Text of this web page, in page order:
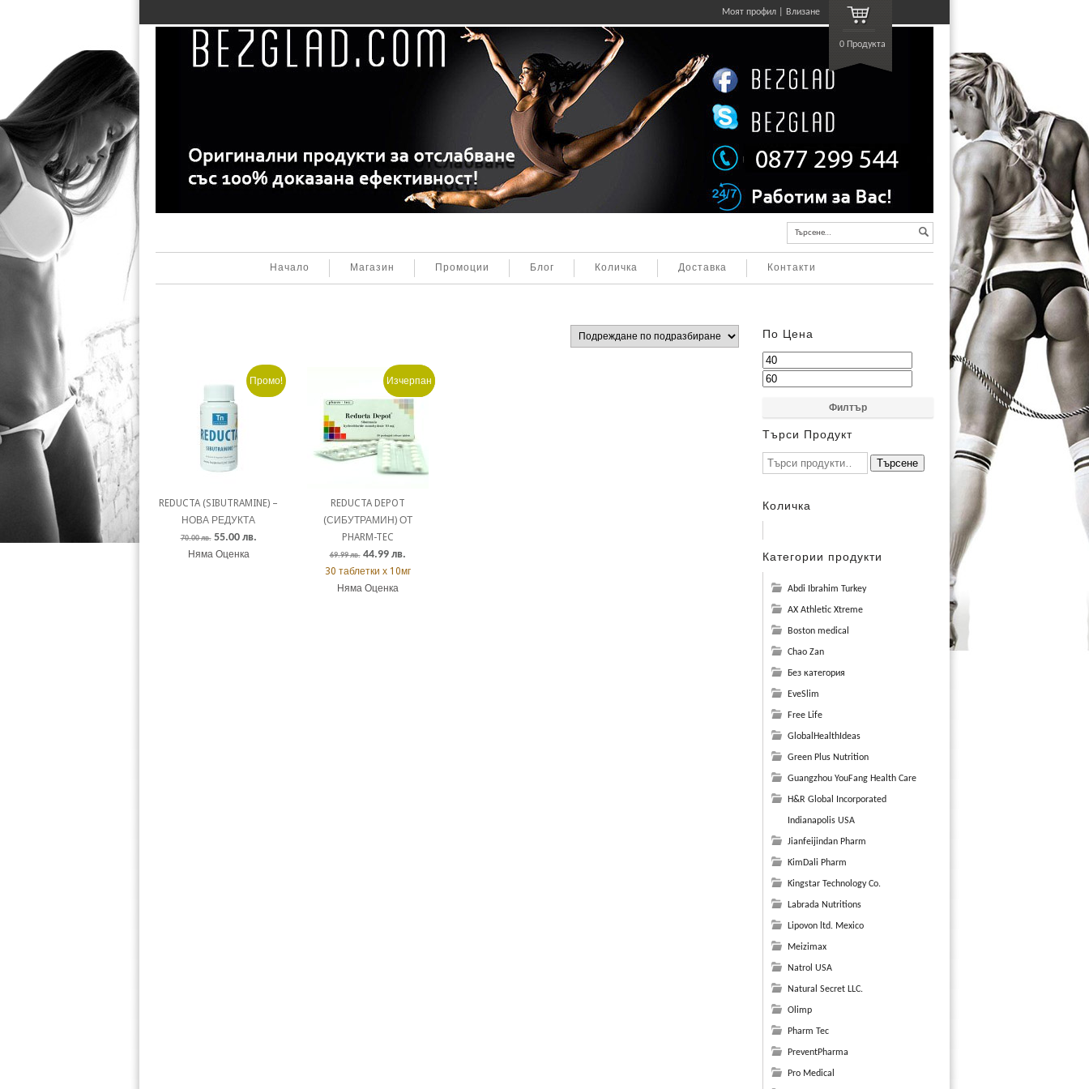
Моят профил Влизане
0 Продукта
Търсене…
Начало Магазин Промоции Блог Количка Доставка Контакти
Промо!
REDUCTA (SIBUTRAMINE) –
НОВА РЕДУКТА
70.00лв. 55.00 лв.
Няма Оценка
Промо!
Изчерпан
REDUCTA DEPOT
(СИБУТРАМИН) ОТ
PHARM-TEC
69.99лв. 44.99 лв.
30 таблетки х 10мг
Няма Оценка
По Цена
Филтър
Търси Продукт
Търсене
Количка
Категории продукти
Abdi Ibrahim Turkey
AX Athletic Xtreme
Boston medical
Chao Zan
Без категория
EveSlim
Free Life
GlobalHealthIdeas
Green Plus Nutrition
Guangzhou YouFang Health Care
H&R Global Incorporated
Indianapolis USA
Jianfeijindan Pharm
KimDali Pharm
Kingstar Technology Co.
Labrada Nutritions
Lipovon ltd. Mexico
Meizimax
Natrol USA
Natural Secret LLC.
Olimp
Pharm Tec
PreventPharma
Pro Medical